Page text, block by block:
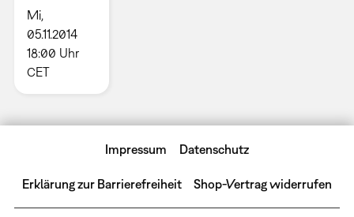
Mi,
05.11.2014
18:00 Uhr
CET
Impressum Datenschutz
Erklärung zur Barrierefreiheit Shop-Vertrag widerrufen